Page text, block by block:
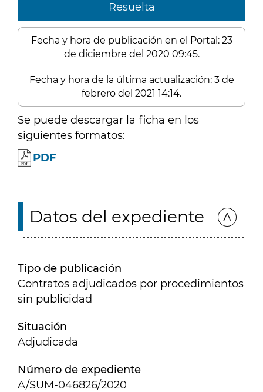
Resuelta
Fecha y hora de publicación en el Portal: 23
de diciembre del 2020 09:45.
Fecha y hora de la última actualización: 3 de
febrero del 2021 14:14.
Se puede descargar la ficha en los
siguientes formatos:
PDF
Datos del expediente
Tipo de publicación
Contratos adjudicados por procedimientos
sin publicidad
Situación
Adjudicada
Número de expediente
A/SUM-046826/2020